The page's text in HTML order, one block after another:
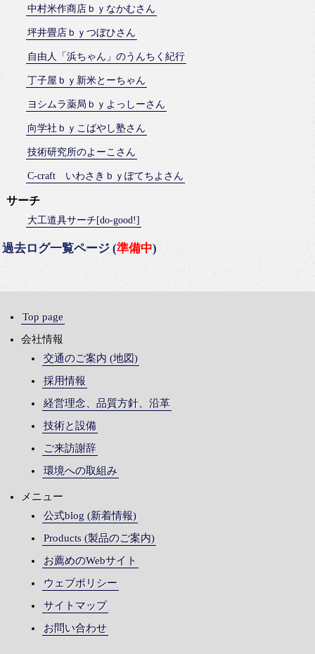
中村米作商店ｂｙなかむさん
坪井畳店ｂｙつぼひさん
自由人「浜ちゃん」のうんちく紀行
丁子屋ｂｙ新米とーちゃん
ヨシムラ薬局ｂｙよっしーさん
向学社ｂｙこばやし塾さん
技術研究所のよーこさん
C-craft いわさきｂｙぽてちよさん
サーチ
大工道具サーチ[do-good!]
過去ログ一覧ページ (準備中)
Top page
会社情報
交通のご案内 (地図)
採用情報
経営理念、品質方針、沿革
技術と設備
ご来訪謝辞
環境への取組み
メニュー
公式blog (新着情報)
Products (製品のご案内)
お薦めのWebサイト
ウェブポリシー
サイトマップ
お問い合わせ